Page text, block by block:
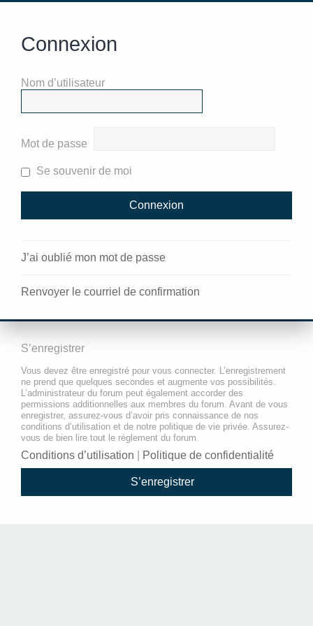
Connexion
Nom d’utilisateur
Mot de passe
Se souvenir de moi
J’ai oublié mon mot de passe
Renvoyer le courriel de confirmation
S’enregistrer
Vous devez être enregistré pour vous connecter. L’enregistrement
ne prend que quelques secondes et augmente vos possibilités.
L’administrateur du forum peut également accorder des
permissions additionnelles aux membres du forum. Avant de vous
enregistrer, assurez-vous d’avoir pris connaissance de nos
conditions d’utilisation et de notre politique de vie privée. Assurez-
vous de bien lire tout le règlement du forum.
Conditions d’utilisation Politique de confidentialité
S’enregistrer